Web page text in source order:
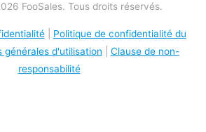
FooSales. Tous droits réservés.
| Politique de confidentialité du
générales d'utilisation
Clause de non-
responsabilité